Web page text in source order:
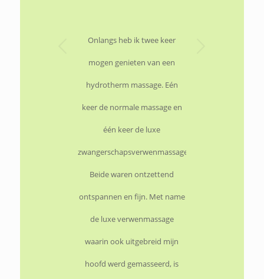
Onlangs heb ik twee keer
mogen genieten van een
hydrotherm massage. Eén
keer de normale massage en
één keer de luxe
zwangerschapsverwenmassage.
Beide waren ontzettend
ontspannen en fijn. Met name
de luxe verwenmassage
waarin ook uitgebreid mijn
hoofd werd gemasseerd, is
Volgende